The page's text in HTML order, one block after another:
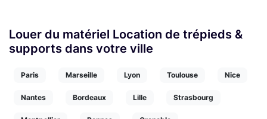
Louer du matériel Location de trépieds &
supports dans votre ville
Paris Marseille Lyon Toulouse Nice
Nantes Bordeaux Lille Strasbourg